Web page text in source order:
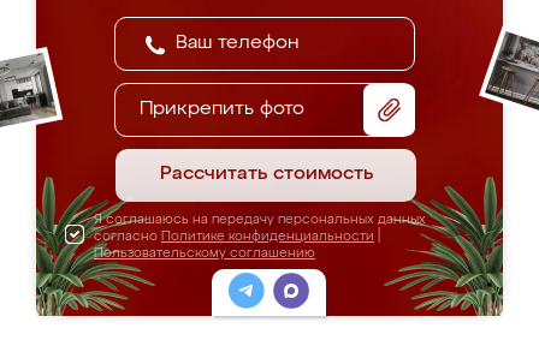
Прикрепить фото
Рассчитать стоимость
Я соглашаюсь на передачу персональных данных
согласно Политике конфиденциальности
Пользовательскому соглашению